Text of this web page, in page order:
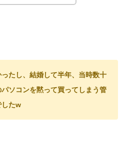
たし、結婚して半年、当時数十
ソコンを黙って買ってしまう管
したw